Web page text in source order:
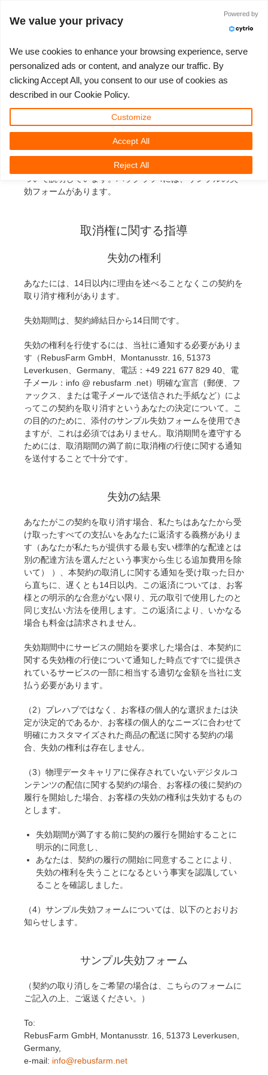
チケット
Show Tickets
マイREBUS
ControlCenter
Unlimited Render
アカウント情報を編集
TeamManager
3D ARTIST OF THE YEAR
2023
2021
2017
2016
コンペティション
Creative 3D Lab. Challenge
Memories Challenge
コミュニティ
ブログ
RebusArt
3D Artist of the Month
サポート
使い方の手引き
チュートリアル
価格
価格＆値引き
無制限レンダーレンタル
３Ｄソフトウェア
3ds Max
Maya
Redshift
Arnold
Octane
Mental Ray
Maxwell
Modo
SketchUp
Rhino
さあ、始めましょう
クイックスタートガイド
ダウンロード ソフトウェア
TeamManager
ログイン
失効の権利
（1）遠隔販売取引の場合、消費者（第13条BGB
[BürgerlichesGesetzbuch;ドイツ民法典]）は、原則として
法定の取消権を有しており、以下にその旨をお知らせしま
は、最初に存在していた取消権を失う可能性がある状況に
ついて説明しています。パラグラフ4には、サンプルの失
効フォームがあります。
取消権に関する指導
失効の権利
あなたには、14日以内に理由を述べることなくこの契約を
取り消す権利があります。
失効期間は、契約締結日から14日間です。
失効の権利を行使するには、当社に通知する必要がありま
す（RebusFarm GmbH、Montanusstr. 16, 51373
Leverkusen、Germany、電話：+49 221 677 829 40 、電
子メール：info @ rebusfarm .net）明確な宣言（郵便、フ
ァックス、または電子メールで送信された手紙など）によ
ってこの契約を取り消すというあなたの決定について。こ
の目的のために、添付のサンプル失効フォームを使用でき
ますが、これは必須ではありません。取消期間を遵守する
ためには、取消期間の満了前に取消権の行使に関する通知
を送付することで十分です。
失効の結果
あなたがこの契約を取り消す場合、私たちはあなたから受
け取ったすべての支払いをあなたに返済する義務がありま
す（あなたが私たちが提供する最も安い標準的な配達とは
別の配達方法を選んだという事実から生じる追加費用を除
いて） ）、本契約の取消しに関する通知を受け取った日か
ら直ちに、遅くとも14日以内。この返済については、お客
様との明示的な合意がない限り、元の取引で使用したのと
同じ支払い方法を使用します。この返済により、いかなる
場合も料金は請求されません。
失効期間中にサービスの開始を要求した場合は、本契約に
関する失効権の行使について通知した時点ですでに提供さ
れているサービスの一部に相当する適切な金額を当社に支
払う必要があります。
（2）プレハブではなく、お客様の個人的な選択または決
定が決定的であるか、お客様の個人的なニーズに合わせて
明確にカスタマイズされた商品の配送に関する契約の場
合、失効の権利は存在しません。
（3）物理データキャリアに保存されていないデジタルコ
ンテンツの配信に関する契約の場合、お客様の後に契約の
履行を開始した場合、お客様の失効の権利は失効するもの
とします。
失効期間が満了する前に契約の履行を開始することに
明示的に同意し、
あなたは、契約の履行の開始に同意することにより、
失効の権利を失うことになるという事実を認識してい
ることを確認しました。
（4）サンプル失効フォームについては、以下のとおりお
知らせします。
サンプル失効フォーム
（契約の取り消しをご希望の場合は、こちらのフォームに
ご記入の上、ご返送ください。）
To:
RebusFarm GmbH, Montanusstr. 16, 51373 Leverkusen,
Germany,
e-mail: info@rebusfarm.net
We value your privacy
Powered by
We use cookies to enhance your browsing experience, serve
personalized ads or content, and analyze our traffic. By
clicking Accept All, you consent to our use of cookies as
described in our Cookie Policy.
Customize
Reject All
Accept All